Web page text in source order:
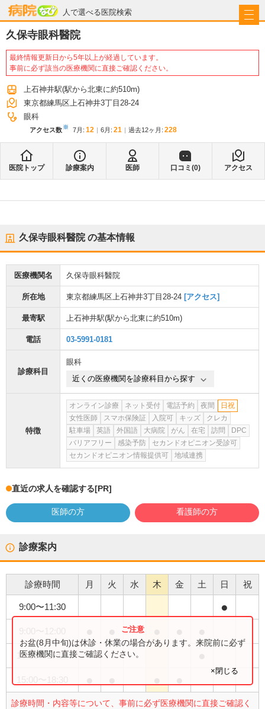
人で選べる医院検索
病院なび
久保寺眼科醫院
最終情報更新日から5年以上が経過しています。
事前に必ず該当の医療機関に直接ご確認ください。
上石神井駅(駅から北東に約510m)
東京都練馬区上石神井3丁目28-24
眼科
アクセス数※ 7月 : 12 6月 : 21 過去12ヶ月: 228
医院トップ 診療案内 医師 口コミ(0) アクセス
久保寺眼科醫院の基本情報
医療機関名 久保寺眼科醫院
所在地 東京都練馬区上石神井3丁目28-24 [アクセス]
最寄駅 上石神井駅(駅から北東に約510m)
電話 03-5991-0181
診療科目
眼科
近くの医療機関を診療科目から探す
特徴
オンライン診療 ネット受付 電話予約 夜間
日祝
女性医師
スマホ保険証 入院可 キッズ
クレカ
駐車場
英語 外国語 大病院 がん 在宅 訪問
DPC
バリアフリー
感染予防
セカンドオピニオン受診可
セカンドオピニオン情報提供可
地域連携
直近の求人を確認する[PR]
医師の方 看護師の方
診療案内
診療時間 月 火 水 木 金 土 日 祝
9:00〜11:30 ●
15:00〜17:00
診療時間・内容等について、事前に必ず医療機関に直接ご確認く
お盆(8月中旬)は休診・休業の場合があります。来院前に必ず
医療機関に直接ご確認ください。
×閉じる